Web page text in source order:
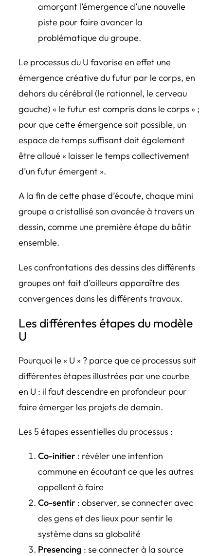
amorçant l’émergence d’une nouvelle
piste pour faire avancer la
problématique du groupe.
Le processus du U favorise en effet une
émergence créative du futur par le corps, en
dehors du cérébral (le rationnel, le cerveau
gauche) « le futur est compris dans le corps » ;
pour que cette émergence soit possible, un
espace de temps suffisant doit également
être alloué « laisser le temps collectivement
d’un futur émergent ».
A la fin de cette phase d’écoute, chaque mini
groupe a cristallisé son avancée à travers un
dessin, comme une première étape du bâtir
ensemble.
Les confrontations des dessins des différents
groupes ont fait d’ailleurs apparaître des
convergences dans les différents travaux.
Les différentes étapes du modèle
U
Pourquoi le « U » ? parce que ce processus suit
différentes étapes illustrées par une courbe
en U : il faut descendre en profondeur pour
faire émerger les projets de demain.
Les 5 étapes essentielles du processus :
Co-initier : révéler une intention
commune en écoutant ce que les autres
appellent à faire
Co-sentir : observer, se connecter avec
des gens et des lieux pour sentir le
système dans sa globalité
Presencing : se connecter à la source